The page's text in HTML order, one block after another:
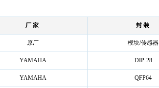
厂 家 封 装
原厂 模块/传感器
YAMAHA DIP-28
YAMAHA QFP64